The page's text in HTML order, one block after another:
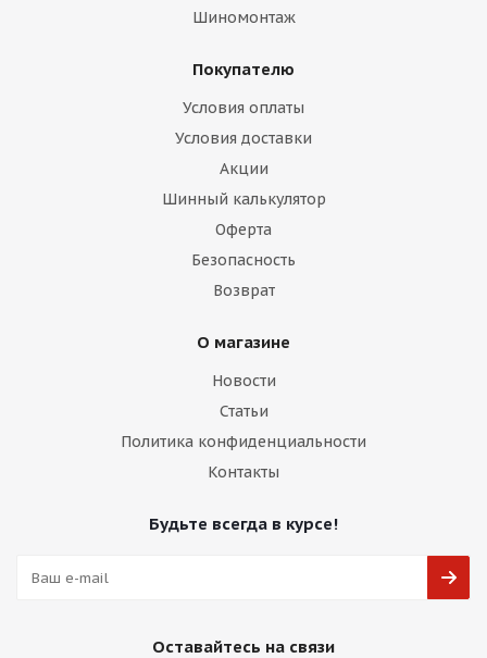
Шиномонтаж
Покупателю
Условия оплаты
Условия доставки
Акции
Шинный калькулятор
Оферта
Безопасность
Возврат
О магазине
Новости
Статьи
Политика конфиденциальности
Контакты
Будьте всегда в курсе!
Оставайтесь на связи